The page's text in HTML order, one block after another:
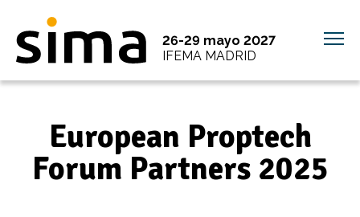
26-29 mayo 2027
IFEMA MADRID
European Proptech
Forum Partners 2025